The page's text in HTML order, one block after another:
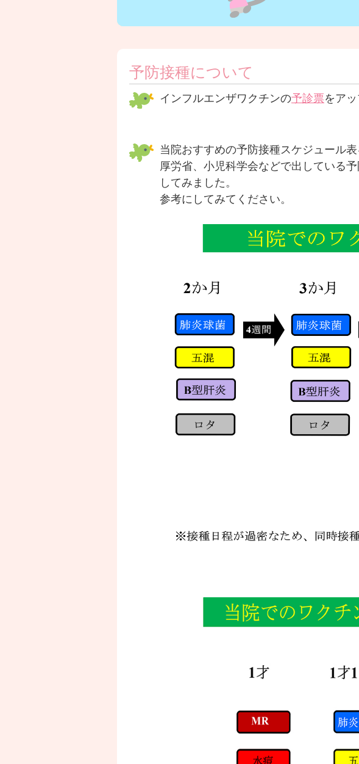
予防接種について
インフルエンザワクチンの予診票をアッ
当院おすすめの予防接種スケジュール表
厚労省、小児科学会などで出している
してみました。
参考にしてみてください。